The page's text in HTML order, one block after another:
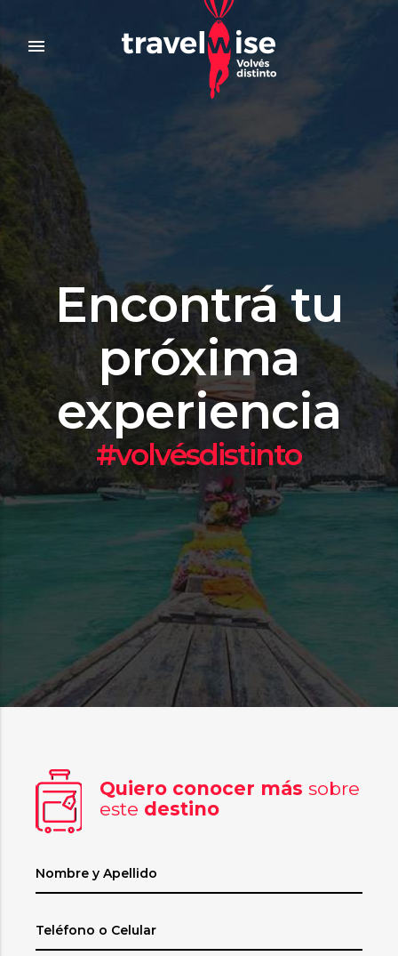
menu
Encontrá tu
próxima
experiencia
#volvésdistinto
Quiero conocer más sobre
este destino